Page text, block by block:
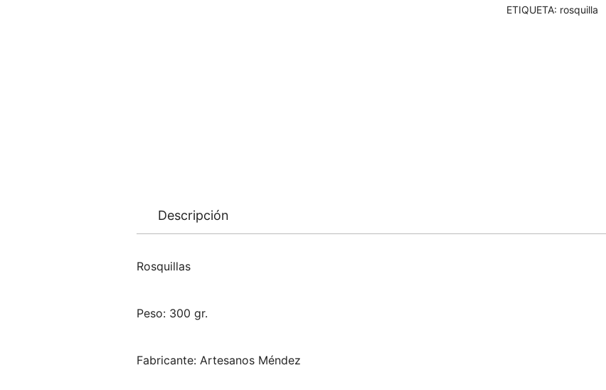
ETIQUETA: rosquilla
Descripción
Rosquillas
Peso: 300 gr.
Fabricante: Artesanos Méndez